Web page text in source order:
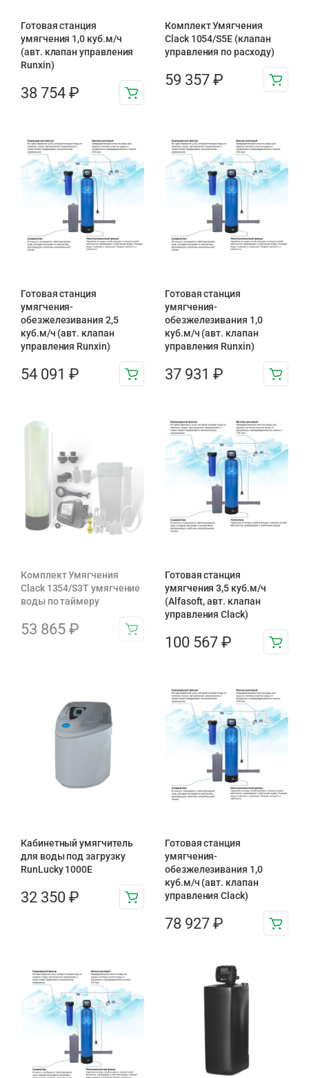
Готовая станция
умягчения 1,0 куб.м/ч
(авт. клапан управления
Runxin)
38 754 ₽
Комплект Умягчения
Clack 1054/S5E (клапан
управления по расходу)
59 357 ₽
Готовая станция
умягчения-
обезжелезивания 2,5
куб.м/ч (авт. клапан
управления Runxin)
54 091 ₽
Готовая станция
умягчения-
обезжелезивания 1,0
куб.м/ч (авт. клапан
управления Runxin)
37 931 ₽
Комплект Умягчения
Clack 1354/S3T умягчение
воды по таймеру
53 865 ₽
Готовая станция
умягчения 3,5 куб.м/ч
(Alfasoft, авт. клапан
управления Clack)
100 567 ₽
Кабинетный умягчитель
для воды под загрузку
RunLucky 1000Е
32 350 ₽
Готовая станция
умягчения-
обезжелезивания 1,0
куб.м/ч (авт. клапан
управления Clack)
78 927 ₽